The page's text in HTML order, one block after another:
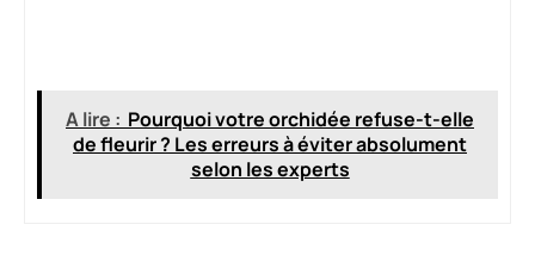
A lire : Pourquoi votre orchidée refuse-t-elle
de fleurir ? Les erreurs à éviter absolument
selon les experts